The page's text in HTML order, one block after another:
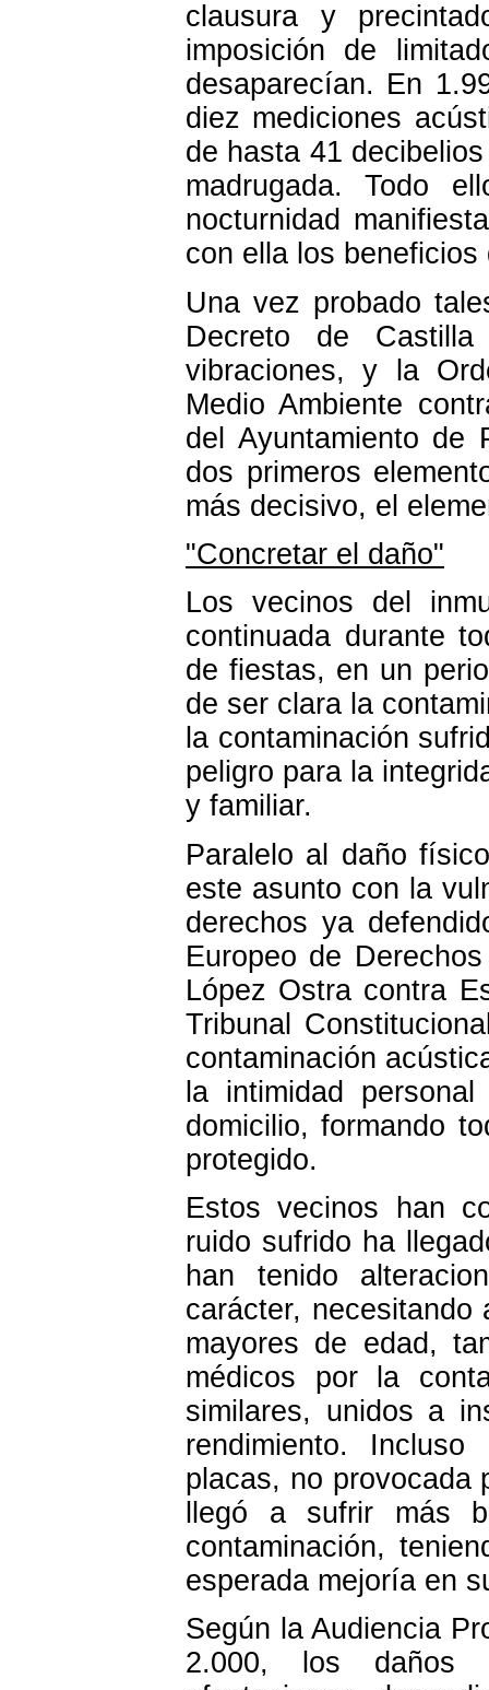
clausura y
imposición de
desaparecían. En
diez mediciones
de hasta 41
madrugada. Todo
nocturnidad
con ella los
Una vez probado
Decreto de
vibraciones, y la
Medio Ambiente
del Ayuntamiento de
dos primeros
más decisivo, el
"Concretar el daño"
Los vecinos del
continuada durante
de fiestas, en un
de ser clara la
la contaminación
peligro para la
y familiar.
Paralelo al daño
este asunto con la
derechos ya
Europeo de
López Ostra contra
Tribunal
contaminación
la intimidad
domicilio, formando
protegido.
Estos vecinos han
ruido sufrido ha
han tenido
carácter, necesitando
mayores de edad,
médicos por la
similares, unidos a
rendimiento.
placas, no provocada
llegó a sufrir más
contaminación,
esperada mejoría en
Según la Audiencia
2.000, los daños